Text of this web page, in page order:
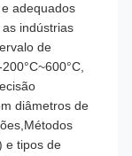
adequados
indústrias
de
diâmetros de
e tipos de